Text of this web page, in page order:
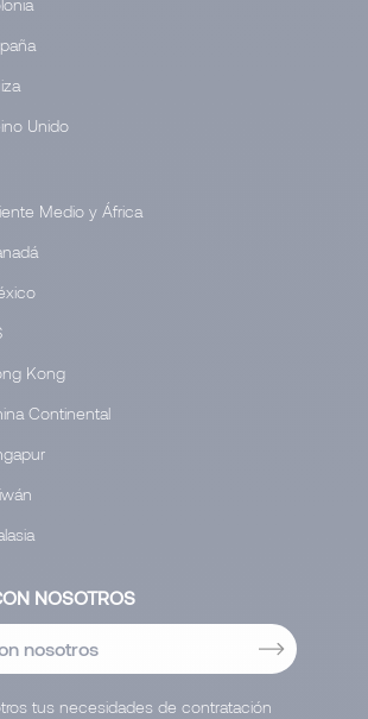
Unido
Medio y África
Kong
Continental
NOSOTROS
nosotros
tus necesidades de contratación